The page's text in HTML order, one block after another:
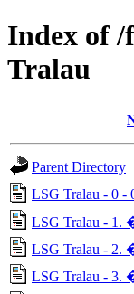
Index of /
Tralau
Parent Directory
LSG Tralau - 0 -
LSG Tralau - 1.
LSG Tralau - 2.
LSG Tralau - 3.